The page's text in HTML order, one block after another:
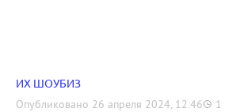
ИХ ШОУБИЗ
Опубликовано 26 апреля 2024, 12:46 1